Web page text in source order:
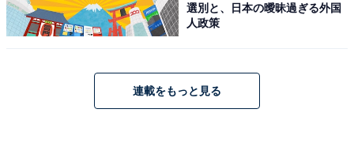
選別と、日本の曖昧過ぎる外国
人政策
連載をもっと見る